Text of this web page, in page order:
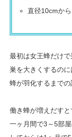
直径10cmか
最初は女王蜂だけで
巣を大きくするの
蜂が羽化するまでの
働き蜂が増えだす
一ヶ月間で3～5部